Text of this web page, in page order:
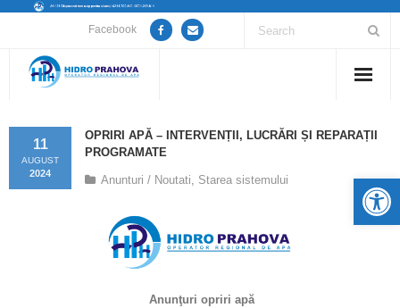
Facebook
Despre noi
OPRIRI APĂ – INTERVENȚII, LUCRĂRI ȘI REPARAȚII
PROGRAMATE
11
AUGUST
2024 Anunturi / Noutati, Starea sistemului
Anunţuri opriri apă